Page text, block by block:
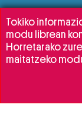
Tokiko
modu librean
Horretarako
maitatzeko